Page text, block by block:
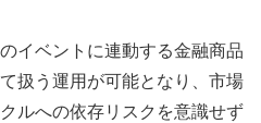
イベントに連動する金融商品
扱う運用が可能となり、市場
ルへの依存リスクを意識せず